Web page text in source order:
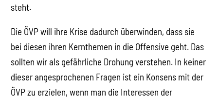
steht.
Die ÖVP will ihre Krise dadurch überwinden, dass sie
bei diesen ihren Kernthemen in die Offensive geht. Das
sollten wir als gefährliche Drohung verstehen. In keiner
dieser angesprochenen Fragen ist ein Konsens mit der
ÖVP zu erzielen, wenn man die Interessen der